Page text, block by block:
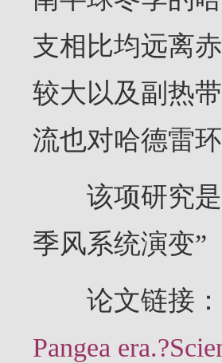
支相比均远离
较大以及副热
流也对哈德雷
该项研究是
季风系统演变”
论文链接：
Pangea